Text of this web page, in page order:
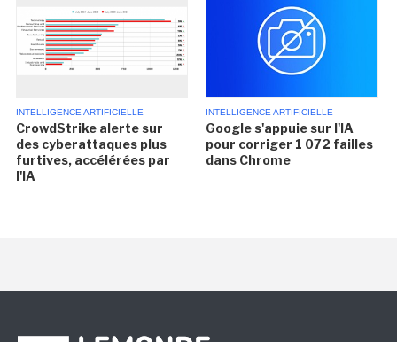
INTELLIGENCE ARTIFICIELLE
CrowdStrike alerte sur
des cyberattaques plus
furtives, accélérées par
l'IA
INTELLIGENCE ARTIFICIELLE
Google s'appuie sur l'IA
pour corriger 1 072 failles
dans Chrome